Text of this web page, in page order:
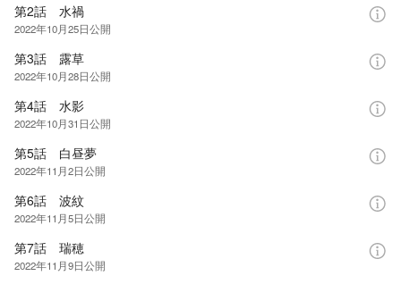
第2話 水禍
2022年10月25日公開
第3話 露草
2022年10月28日公開
第4話 水影
2022年10月31日公開
第5話 白昼夢
2022年11月2日公開
第6話 波紋
2022年11月5日公開
第7話 瑞穂
2022年11月9日公開